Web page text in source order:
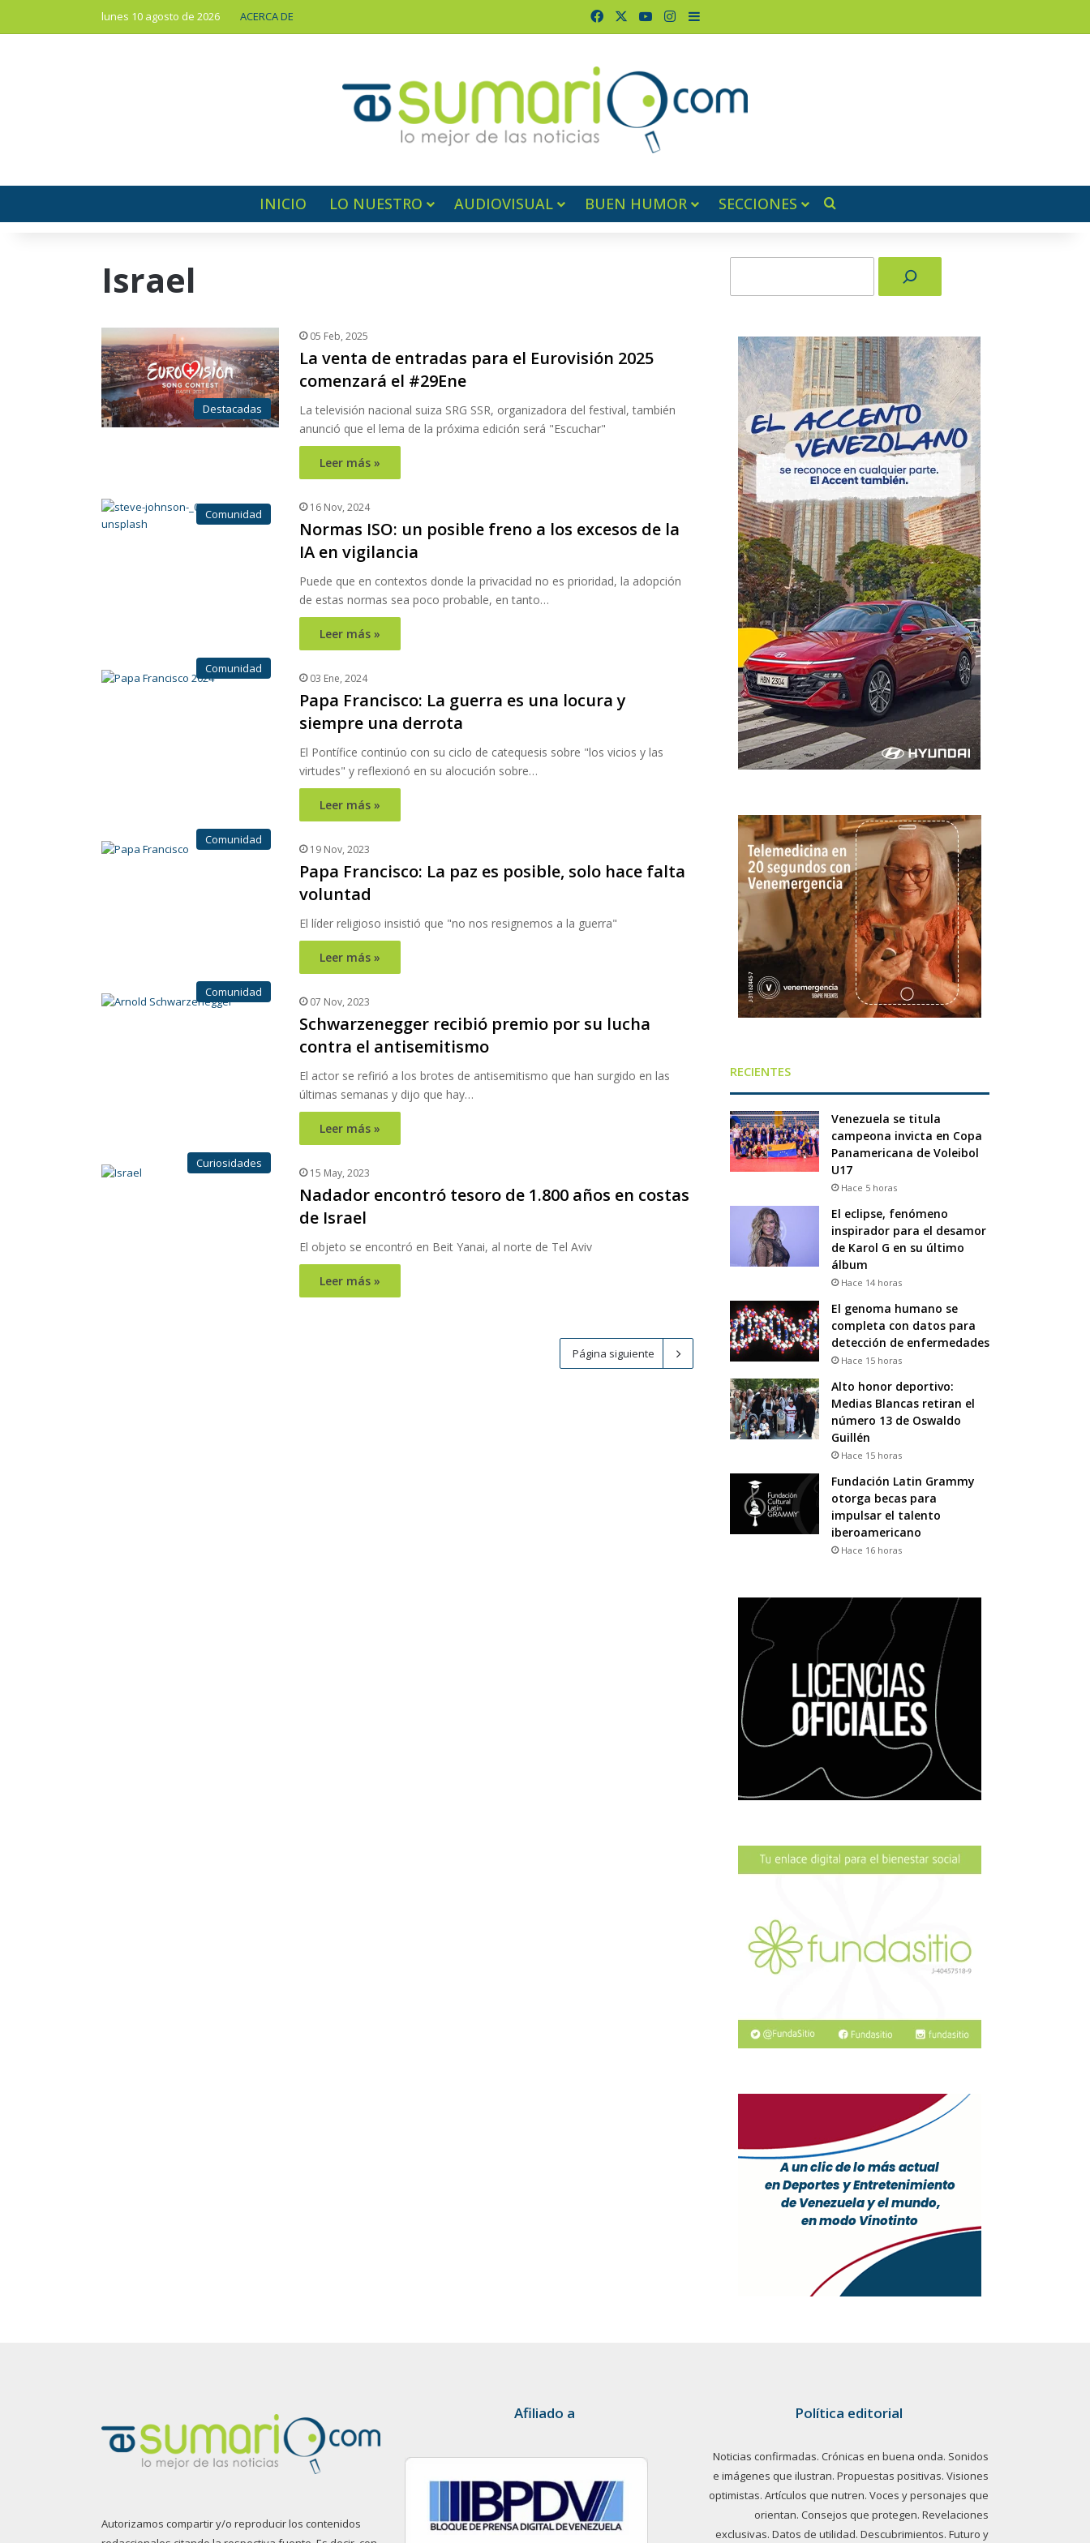
lunes 10 agosto de 2026 ACERCA DE FacebookYouTubeInstagram
Barra lateral
INICIO LO NUESTRO AUDIOVISUAL BUEN HUMOR SECCIONES Buscar por
Israel
Destacadas
05 Feb, 2025
La venta de entradas para el Eurovisión 2025
comenzará el #29Ene
La televisión nacional suiza SRG SSR, organizadora del festival, también
anunció que el lema de la próxima edición será "Escuchar"
Leer más »
Comunidad 16 Nov, 2024
Normas ISO: un posible freno a los excesos de la
IA en vigilancia
Puede que en contextos donde la privacidad no es prioridad, la adopción
de estas normas sea poco probable, en tanto…
Leer más »
Comunidad
03 Ene, 2024
Papa Francisco: La guerra es una locura y
siempre una derrota
El Pontífice continúo con su ciclo de catequesis sobre "los vicios y las
virtudes" y reflexionó en su alocución sobre…
Leer más »
Comunidad
19 Nov, 2023
Papa Francisco: La paz es posible, solo hace falta
voluntad
El líder religioso insistió que "no nos resignemos a la guerra"
Leer más »
Comunidad
07 Nov, 2023
Schwarzenegger recibió premio por su lucha
contra el antisemitismo
El actor se refirió a los brotes de antisemitismo que han surgido en las
últimas semanas y dijo que hay…
Leer más »
Curiosidades
15 May, 2023
Nadador encontró tesoro de 1.800 años en costas
de Israel
El objeto se encontró en Beit Yanai, al norte de Tel Aviv
Leer más »
Página siguiente
RECIENTES
Venezuela se titula
campeona invicta en Copa
Panamericana de Voleibol
U17
Hace 5 horas
El eclipse, fenómeno
inspirador para el desamor
de Karol G en su último
álbum
Hace 14 horas
El genoma humano se
completa con datos para
detección de enfermedades
Hace 15 horas
Alto honor deportivo:
Medias Blancas retiran el
número 13 de Oswaldo
Guillén
Hace 15 horas
Fundación Latin Grammy
otorga becas para
impulsar el talento
iberoamericano
Hace 16 horas
Autorizamos compartir y/o reproducir los contenidos
Afiliado a Política editorial
Noticias confirmadas. Crónicas en buena onda. Sonidos
e imágenes que ilustran. Propuestas positivas. Visiones
optimistas. Artículos que nutren. Voces y personajes que
orientan. Consejos que protegen. Revelaciones
exclusivas. Datos de utilidad. Descubrimientos. Futuro y